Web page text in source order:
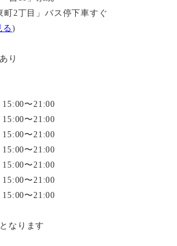
町2丁目」バス停下車すぐ
る)
り
〜21:00
〜21:00
〜21:00
〜21:00
〜21:00
〜21:00
〜21:00
なります